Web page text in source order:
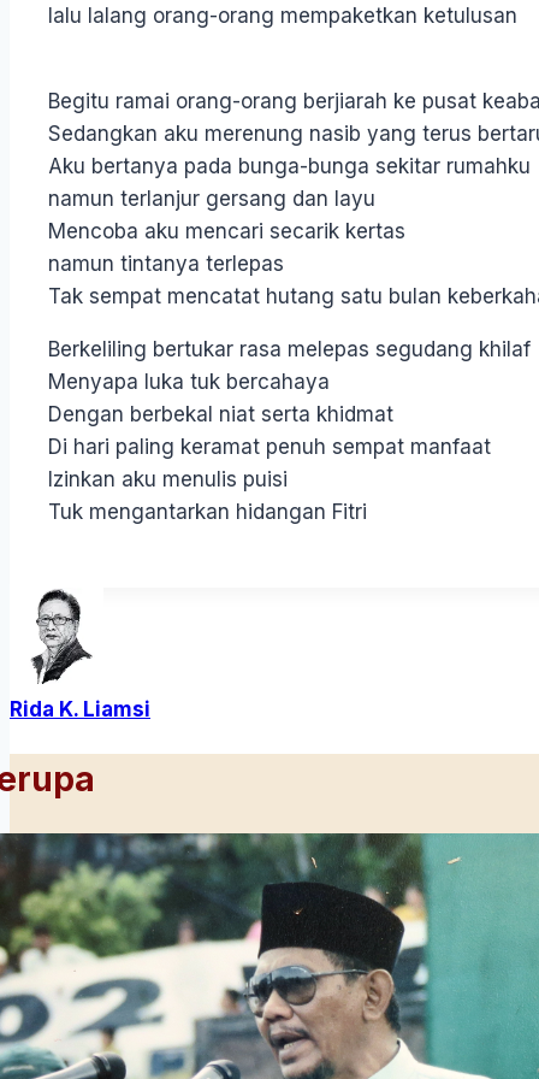
lalu lalang orang-orang mempaketkan ketulusan
Begitu ramai orang-orang berjiarah ke pusat
Sedangkan aku merenung nasib yang terus
Aku bertanya pada bunga-bunga sekitar rumahku
namun terlanjur gersang dan layu
Mencoba aku mencari secarik kertas
namun tintanya terlepas
Tak sempat mencatat hutang satu bulan
Berkeliling bertukar rasa melepas segudang khilaf
Menyapa luka tuk bercahaya
Dengan berbekal niat serta khidmat
Di hari paling keramat penuh sempat manfaat
Izinkan aku menulis puisi
Tuk mengantarkan hidangan Fitri
Rida K. Liamsi